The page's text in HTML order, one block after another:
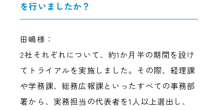
を行いましたか？
田嶋様：
2社それぞれについて、約1か月半の期間を設け
てトライアルを実施しました。その際、経理課
や学務課、総務広報課といったすべての事務部
署から、実務担当の代表者を1人以上選出し、